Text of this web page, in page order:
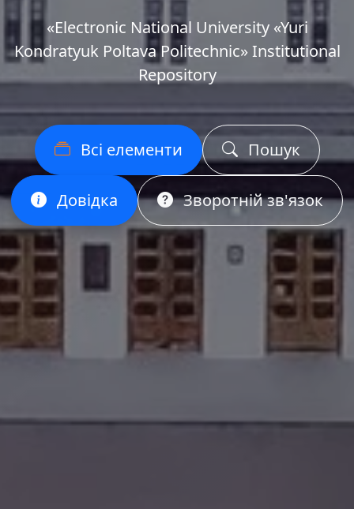
«Еlectronic National University «Yuri
Kondratyuk Poltava Politechnic» Institutional
Repository
Всі елементи Пошук
Довідка Зворотній зв'язок